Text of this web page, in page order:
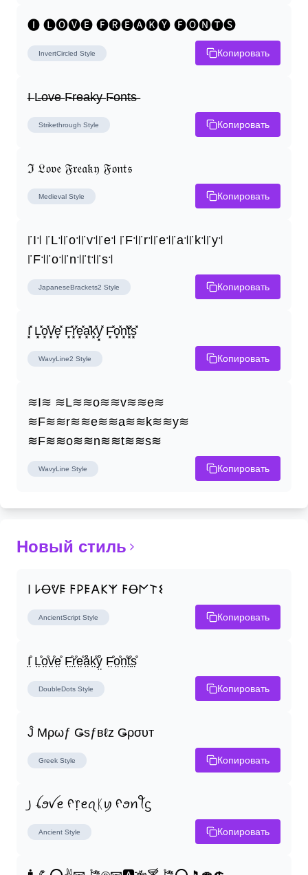
🅘 🅛🅞🅥🅔 🅕🅡🅔🅐🅚🅨 🅕🅞🅝🅣🅢
InvertCircled Style Копировать
I̶ L̶o̶v̶e̶ F̶r̶e̶a̶k̶y̶ F̶o̶n̶t̶s̶
Strikethrough Style Копировать
ℑ 𝔏𝔬𝔳𝔢 𝔉𝔯𝔢𝔞𝔨𝔶 𝔉𝔬𝔫𝔱𝔰
Medieval Style Копировать
꜍I꜉ ꜍L꜉꜍o꜉꜍v꜉꜍e꜉ ꜍F꜉꜍r꜉꜍e꜉꜍a꜉꜍k꜉꜍y꜉
꜍F꜉꜍o꜉꜍n꜉꜍t꜉꜍s꜉
JapaneseBrackets2 Style Копировать
I͓̽ L͓̽o͓̽v͓̽e͓̽ F͓̽r͓̽e͓̽a͓̽k͓̽y͓̽ F͓̽o͓̽n͓̽t͓̽s͓̽
WavyLine2 Style Копировать
≋I≋ ≋L≋≋o≋≋v≋≋e≋
≋F≋≋r≋≋e≋≋a≋≋k≋≋y≋
≋F≋≋o≋≋n≋≋t≋≋s≋
WavyLine Style Копировать
Новый стиль
𐌉 𐌋Ꝋᕓ𐌄 𐌅𐌓𐌄𐌀𐌊𐌙 𐌅Ꝋ𐌍𐌕𐌔
AncientScript Style Копировать
I̤̊ L̤̊o̤̊v̤̊e̤̊ F̤̊r̤̊e̤̊å̤k̤̊ẙ̤ F̤̊o̤̊n̤̊t̤̊s̤̊
DoubleDots Style Копировать
Ĵ Μρωƒ Ǥѕƒвℓz Ǥρσυт
Greek Style Копировать
꠸ ꪶꪮꪜꫀ ᠻ᥅ꫀꪖᛕꪗ ᠻꪮꪀꪻᦓ
Ancient Style Копировать